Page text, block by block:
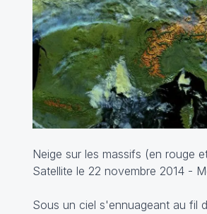
Neige sur les massifs (en rouge
Satellite le 22 novembre 2014 -
Sous un ciel s'ennuageant au fil